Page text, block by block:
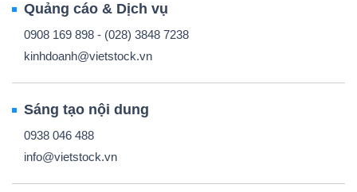
Quảng cáo & Dịch vụ
0908 169 898 - (028) 3848 7238
kinhdoanh@vietstock.vn
Sáng tạo nội dung
0938 046 488
info@vietstock.vn